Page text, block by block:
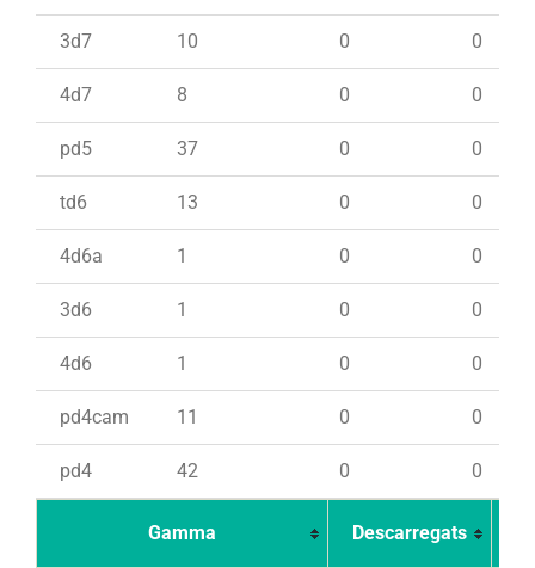
3d7 10 0 0
4d7 8 0 0
pd5 37 0 0
td6 13 0 0
4d6a 1 0 0
3d6 1 0 0
4d6 1 0 0
pd4cam 11 0 0
pd4 42 0 0
Gamma Descarregats